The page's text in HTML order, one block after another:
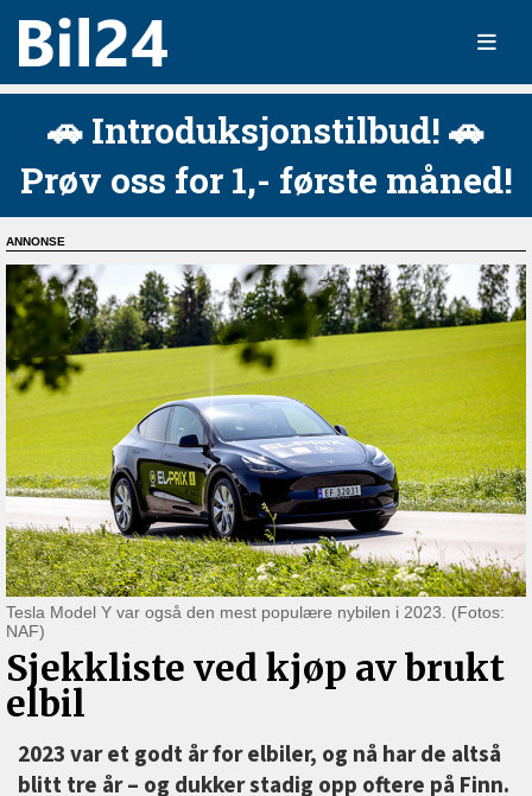
🚗 Introduksjonstilbud! 🚗
Prøv oss for 1,- første måned!
Tesla Model Y var også den mest populære nybilen i 2023. (Fotos:
NAF)
Sjekkliste ved kjøp av brukt
elbil
2023 var et godt år for elbiler, og nå har de altså
blitt tre år –⁠ og dukker stadig opp oftere på Finn.